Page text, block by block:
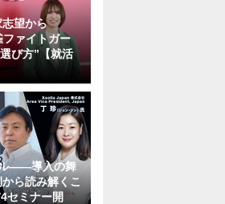
志望から
ァイトガー
び方”【就活
――導入の舞
ら読み解くこ
セミナー開